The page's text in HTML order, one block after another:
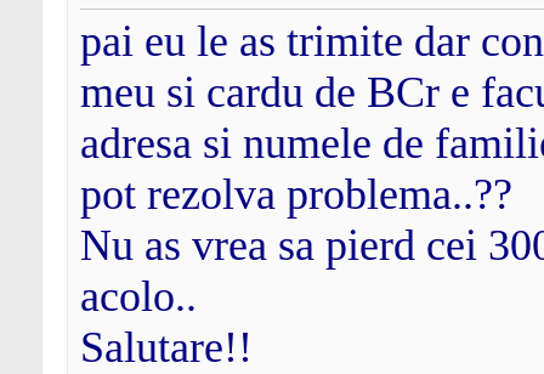
pai eu le as trimite dar
meu si cardu de BCr e
adresa si numele de
pot rezolva problema..??
Nu as vrea sa pierd cei
acolo..
Salutare!!